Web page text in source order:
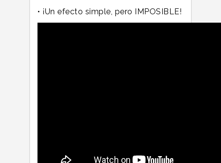
• ¡Un efecto simple, pero IMPOSIBLE!